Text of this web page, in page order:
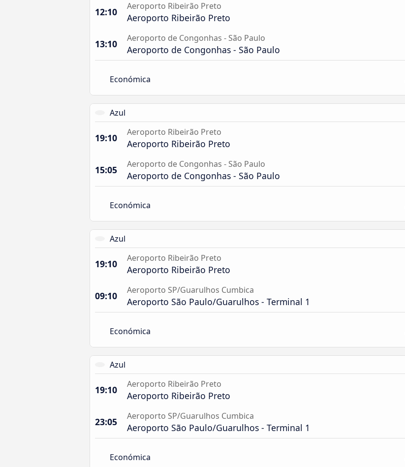
12:10 Aeroporto Ribeirão Preto
Aeroporto Ribeirão Preto
13:10 Aeroporto de Congonhas - São Paulo
Aeroporto de Congonhas - São Paulo
Económica
Azul
19:10 Aeroporto Ribeirão Preto
Aeroporto Ribeirão Preto
15:05 Aeroporto de Congonhas - São Paulo
Aeroporto de Congonhas - São Paulo
Económica
Azul
19:10 Aeroporto Ribeirão Preto
Aeroporto Ribeirão Preto
09:10 Aeroporto SP/Guarulhos Cumbica
Aeroporto São Paulo/Guarulhos - Terminal 1
Económica
Azul
19:10 Aeroporto Ribeirão Preto
Aeroporto Ribeirão Preto
23:05 Aeroporto SP/Guarulhos Cumbica
Aeroporto São Paulo/Guarulhos - Terminal 1
Económica